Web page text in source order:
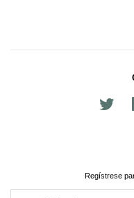
Regístrese